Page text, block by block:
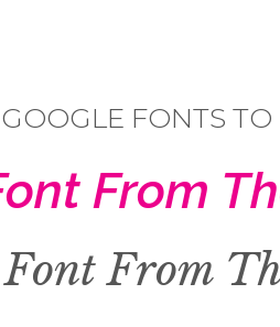
FONTS
From
Font From